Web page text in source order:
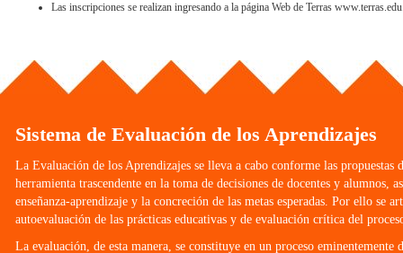
Las inscripciones se realizan ingresando a la página Web de Terras
Sistema de Evaluación de los Aprendizajes
La Evaluación de los Aprendizajes se lleva a cabo conforme las
herramienta trascendente en la toma de decisiones de docentes y
enseñanza-aprendizaje y la concreción de las metas esperadas. Por ello
autoevaluación de las prácticas educativas y de evaluación crítica del
La evaluación, de esta manera, se constituye en un proceso